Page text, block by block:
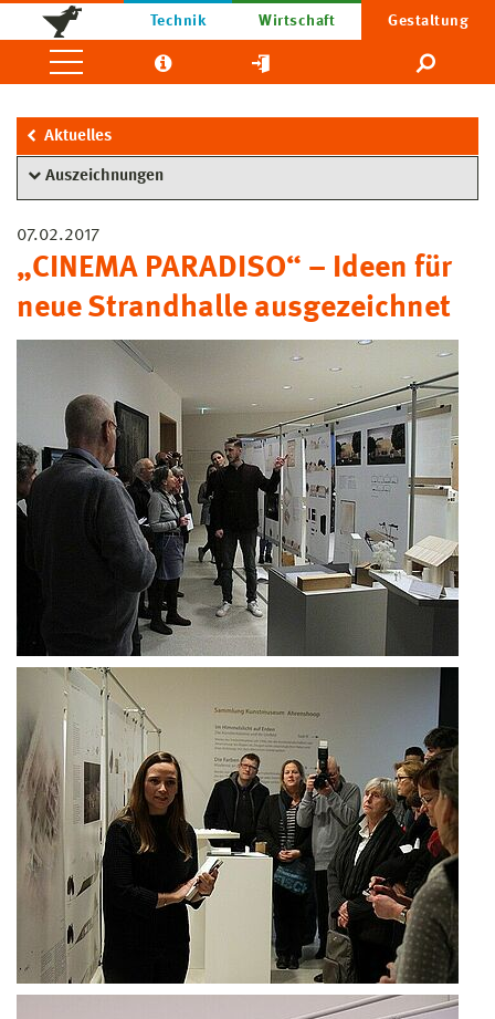
Technik Wirtschaft Gestaltung
Aktuelles
Auszeichnungen
07.02.2017
„CINEMA PARADISO“ – Ideen für
neue Strandhalle ausgezeichnet